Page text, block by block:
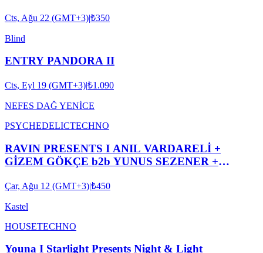
Cts, Ağu 22 (GMT+3)|₺350
Blind
ENTRY PANDORA II
Cts, Eyl 19 (GMT+3)|₺1.090
NEFES DAĞ YENİCE
PSYCHEDELICTECHNO
RAVIN PRESENTS I ANIL VARDARELİ +
GİZEM GÖKÇE b2b YUNUS SEZENER +
Çar, Ağu 12 (GMT+3)|₺450
Kastel
HOUSETECHNO
Youna I Starlight Presents Night & Light